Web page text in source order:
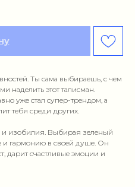
Ты сама выбираешь, с чем
наделить этот талисман.
уже стал супер-трендом, а
тебя среди других.
изобилия. Выбирая зеленый
и гармонию в своей душе. Он
дарит счастливые эмоции и